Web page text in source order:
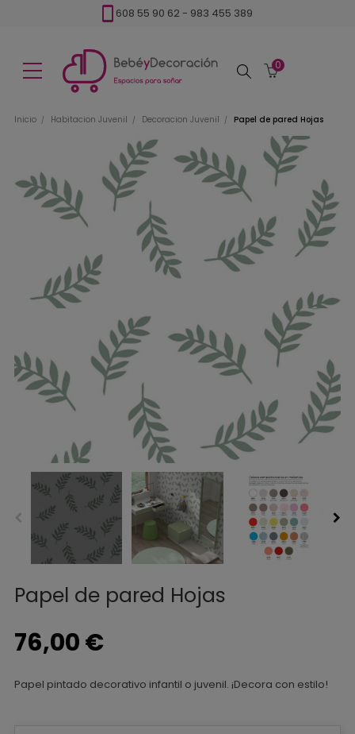
608 55 90 62 - 983 455 389
Buscar
0
Inicio Habitacion Juvenil Decoracion Juvenil Papel de pared Hojas
Papel de pared Hojas
76,00 €
Papel pintado decorativo infantil o juvenil. ¡Decora con estilo!